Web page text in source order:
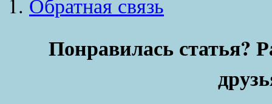
Обратная связь
Понравилась статья?